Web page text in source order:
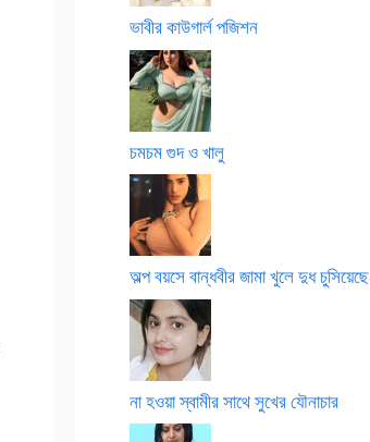
ভাবীর কাউগার্ল পজিশন
চমচম গুদ ও খালু
অল্প বয়সে বান্ধবীর জামা খুলে দুধ চুসিয়েছে
না হওয়া স্বামীর সাথে সুখের যৌনাচার